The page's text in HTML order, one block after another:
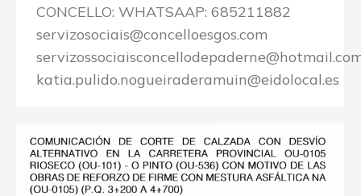
CONCELLO: WHATSAAP: 685211882
servizosociais@concelloesgos.com
katia.pulido.nogueiraderamuin@eidolocal.es